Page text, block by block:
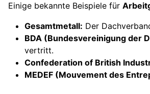
Einige bekannte Beispiele für
Gesamtmetall: Der
BDA (Bundesvereinigung der
vertritt.
Confederation of British
MEDEF (Mouvement des